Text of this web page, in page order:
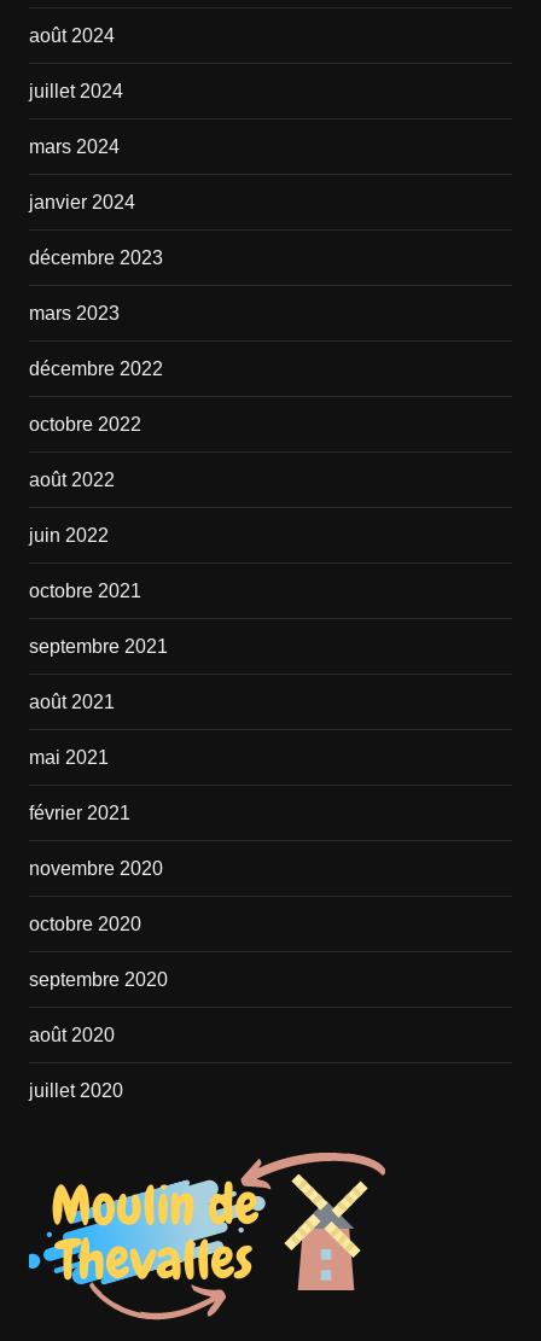
août 2024
juillet 2024
mars 2024
janvier 2024
décembre 2023
mars 2023
décembre 2022
octobre 2022
août 2022
juin 2022
octobre 2021
septembre 2021
août 2021
mai 2021
février 2021
novembre 2020
octobre 2020
septembre 2020
août 2020
juillet 2020